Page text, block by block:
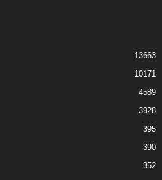
13663
10171
4589
3928
395
390
352